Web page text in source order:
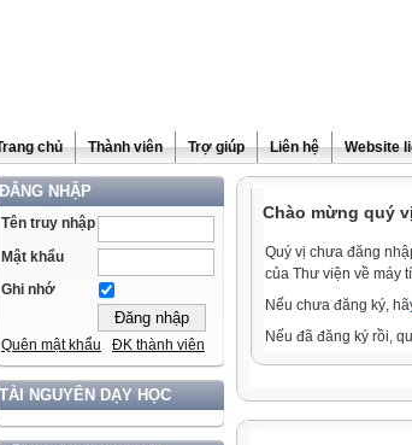
chủ Thành viên Trợ giúp Liên hệ Website
ĐĂNG NHẬP
Tên truy nhập
Mật khẩu
Ghi nhớ
Quên mật khẩu ĐK thành viên
TÀI NGUYÊN DẠY HỌC
Chào mừng quý
Quý vị chưa đăng
của Thư viện về máy
Nếu chưa đăng ký,
Nếu đã đăng ký rồi,